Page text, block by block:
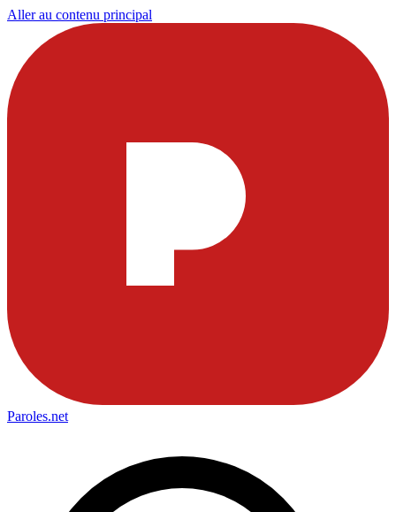
Aller au contenu principal
Paroles.net